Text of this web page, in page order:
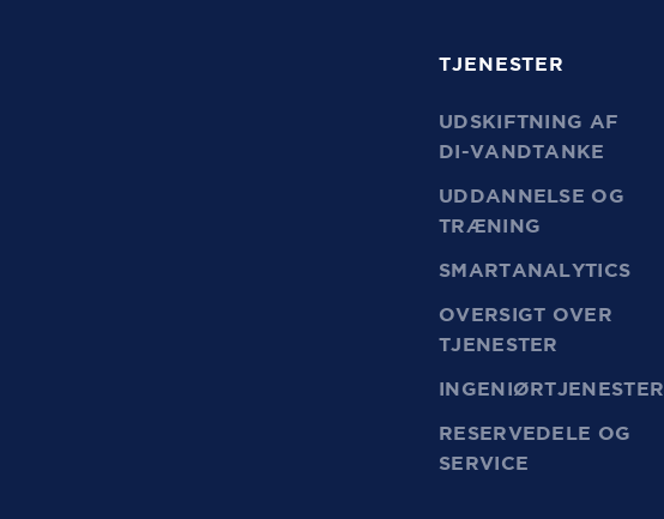
TJENESTER
UDSKIFTNING AF
DI-VANDTANKE
UDDANNELSE OG
TRÆNING
SMARTANALYTICS
OVERSIGT OVER
TJENESTER
INGENIØRTJENESTER
RESERVEDELE OG
SERVICE